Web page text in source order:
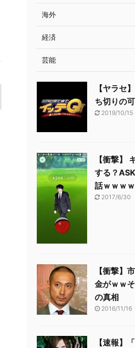
海外
経済
芸能
【ヤラセ
ち切りの
2019/10/15
【衝撃】
する？
話ｗｗｗ
2017/6/30
【衝撃】
金がｗｗ
の真相
2016/11/16
【速報】